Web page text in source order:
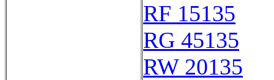
RF 15135
RG 45135
RW 20135